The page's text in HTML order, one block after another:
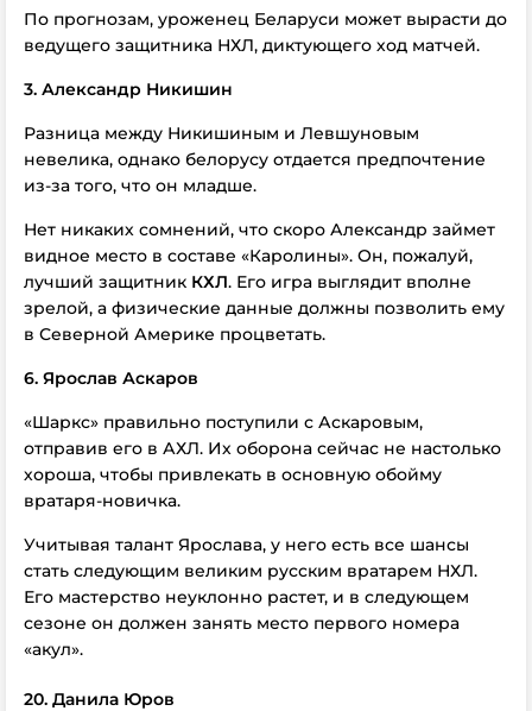
По прогнозам, уроженец Беларуси может вырасти до
ведущего защитника НХЛ, диктующего ход матчей.
3. Александр Никишин
Разница между Никишиным и Левшуновым
невелика, однако белорусу отдается предпочтение
из-за того, что он младше.
Нет никаких сомнений, что скоро Александр займет
видное место в составе «Каролины». Он, пожалуй,
лучший защитник КХЛ. Его игра выглядит вполне
зрелой, а физические данные должны позволить ему
в Северной Америке процветать.
6. Ярослав Аскаров
«Шаркс» правильно поступили с Аскаровым,
отправив его в АХЛ. Их оборона сейчас не настолько
хороша, чтобы привлекать в основную обойму
вратаря-новичка.
Учитывая талант Ярослава, у него есть все шансы
стать следующим великим русским вратарем НХЛ.
Его мастерство неуклонно растет, и в следующем
сезоне он должен занять место первого номера
«акул».
20. Данила Юров